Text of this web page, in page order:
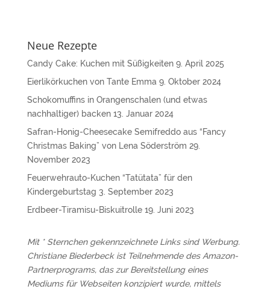
Neue Rezepte
Candy Cake: Kuchen mit Süßigkeiten 9. April 2025
Eierlikörkuchen von Tante Emma 9. Oktober 2024
Schokomuffins in Orangenschalen (und etwas
nachhaltiger) backen 13. Januar 2024
Safran-Honig-Cheesecake Semifreddo aus “Fancy
Christmas Baking” von Lena Söderström 29.
November 2023
Feuerwehrauto-Kuchen “Tatütata” für den
Kindergeburtstag 3. September 2023
Erdbeer-Tiramisu-Biskuitrolle 19. Juni 2023
Mit * Sternchen gekennzeichnete Links sind Werbung.
Christiane Biederbeck ist Teilnehmende des Amazon-
Partnerprograms, das zur Bereitstellung eines
Mediums für Webseiten konzipiert wurde, mittels